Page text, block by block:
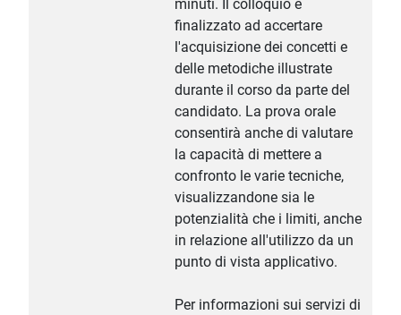
minuti. Il colloquio è
finalizzato ad accertare
l'acquisizione dei concetti e
delle metodiche illustrate
durante il corso da parte del
candidato. La prova orale
consentirà anche di valutare
la capacità di mettere a
confronto le varie tecniche,
visualizzandone sia le
potenzialità che i limiti, anche
in relazione all'utilizzo da un
punto di vista applicativo.
Per informazioni sui servizi di